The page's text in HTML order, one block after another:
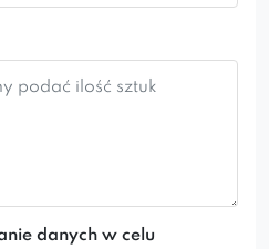
danych w celu